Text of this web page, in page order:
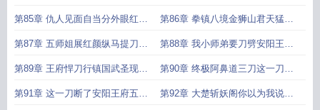
饼沈某的刀可不是这么好拿的 龙君孤身入妖巢
第85章 仇人见面自当分外眼红突
破五境巅峰鏖战金狮山君
第86章 拳镇八境金狮山君天猛星
秦明魏武圣的入门礼
第87章 五师姐展红颜纵马提刀踏
王府各方的奇怪反应
第88章 我小师弟要刀劈安阳王府
你没意见吧五大祸害齐聚
第89章 王府悍刀行镇国武圣现敢
动我小师弟武圣也敢威胁
第90章 终极阿鼻道三刀这一刀二
十年的寿元你接的住吗
第91章 这一刀断了安阳王府五十 第92章 大楚斩妖阁你以为我说的